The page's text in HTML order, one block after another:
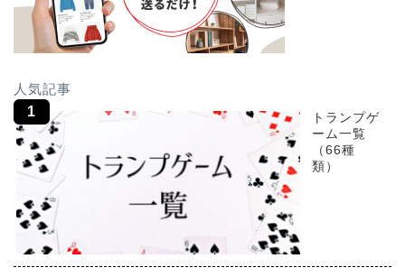
人気記事
トランプゲ
ーム一覧
（66種
類）